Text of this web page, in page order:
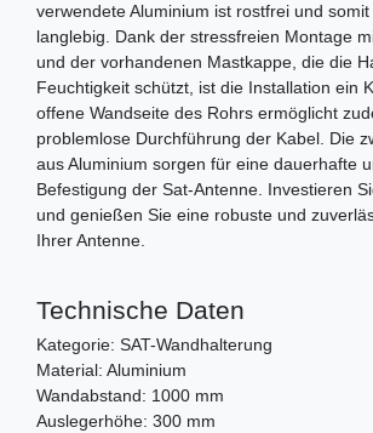
verwendete Aluminium ist rostfrei und
langlebig. Dank der stressfreien Montage
und der vorhandenen Mastkappe, die die
Feuchtigkeit schützt, ist die Installation ein
offene Wandseite des Rohrs ermöglicht
problemlose Durchführung der Kabel. Die
aus Aluminium sorgen für eine dauerhafte
Befestigung der Sat-Antenne. Investieren
und genießen Sie eine robuste und
Ihrer Antenne.
Technische Daten
Kategorie: SAT-Wandhalterung
Material: Aluminium
Wandabstand: 1000 mm
Auslegerhöhe: 300 mm